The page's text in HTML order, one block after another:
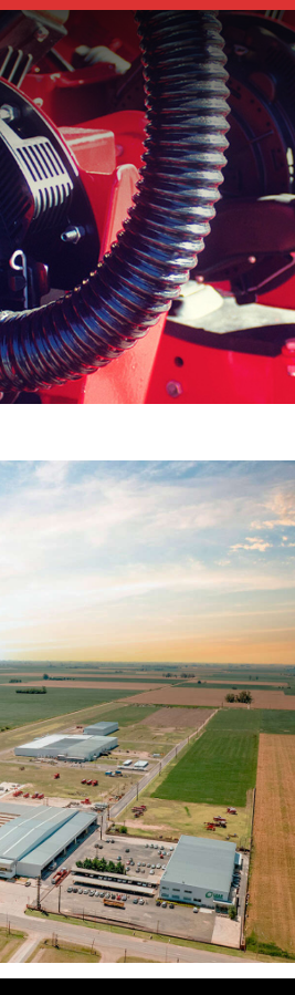
SEEDERS
FERTILIZER
SPREADERS
ABOUT US
DEALERSHIPS
NEWS
COMPANY
CONTACT